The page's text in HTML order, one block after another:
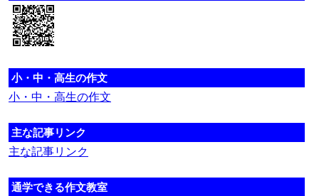
小・中・高生の作文
小・中・高生の作文
主な記事リンク
主な記事リンク
通学できる作文教室